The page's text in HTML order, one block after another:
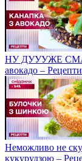
НУ ДУУУЖЕ
авокадо –
Неможливо не
кукурудзою –